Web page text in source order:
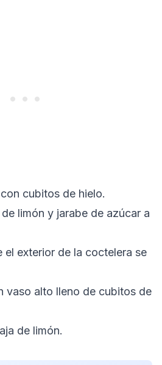
cubitos de hielo.
limón y jarabe de azúcar a
el exterior de la coctelera se
vaso alto lleno de cubitos de
de limón.